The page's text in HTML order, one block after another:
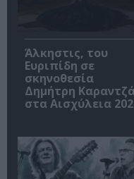
Άλκηστις, του
Ευριπίδη σε
σκηνοθεσία
Δημήτρη
στα Αισχύλεια